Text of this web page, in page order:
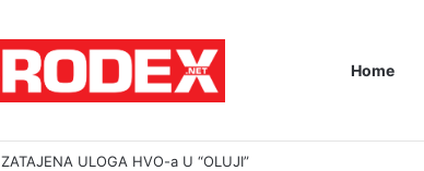
Home
ZATAJENA ULOGA HVO-a U “OLUJI”